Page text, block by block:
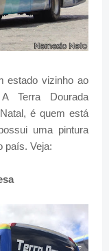
estado vizinho ao
Terra Dourada
é quem está
uma pintura
país. Veja: